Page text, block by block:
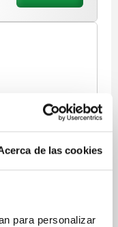
de las cookies
para personalizar
LOCKABLE